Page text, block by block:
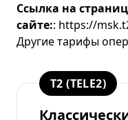
Ссылка на
сайте:: https://
Другие тарифы
T2 (TELE2)